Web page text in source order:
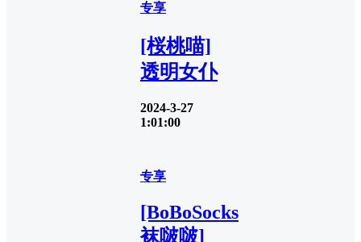
专享
[桜桃喵]
透明女仆
2024-3-27
1:01:00
专享
[BoBoSocks
袜啵啵]